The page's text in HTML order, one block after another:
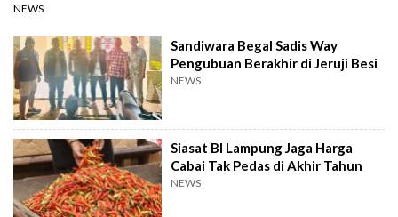
NEWS
Sandiwara Begal Sadis Way
Pengubuan Berakhir di Jeruji Besi
NEWS
Siasat BI Lampung Jaga Harga
Cabai Tak Pedas di Akhir Tahun
NEWS